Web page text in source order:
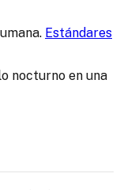
Estándares